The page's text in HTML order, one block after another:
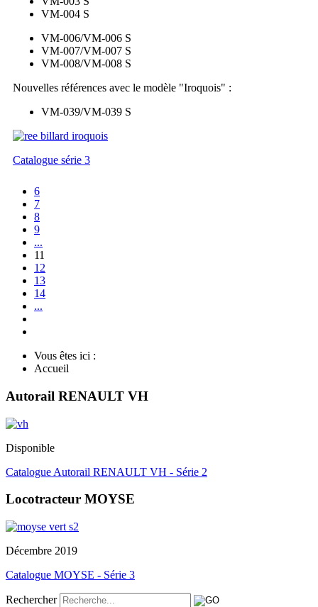
VM-004 S
VM-006/VM-006 S
VM-007/VM-007 S
VM-008/VM-008 S
Nouvelles références avec le modèle "Iroquois" :
VM-039/VM-039 S
Catalogue série 3
6
7
8
9
...
11
12
13
14
...
Vous êtes ici :
Accueil
Autorail RENAULT VH
Disponible
Catalogue Autorail RENAULT VH - Série 2
Locotracteur MOYSE
Décembre 2019
Catalogue MOYSE - Série 3
Rechercher